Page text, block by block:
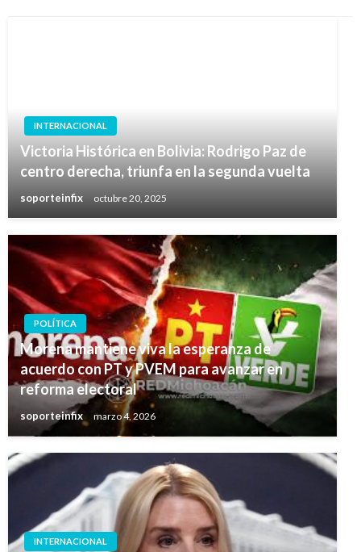
INTERNACIONAL
Victoria Histórica en Bolivia: Rodrigo Paz de
centro derecha, triunfa en la segunda vuelta
soporteinfix octubre 20, 2025
POLÍTICA
Morena mantiene viva la esperanza de
acuerdo con PT y PVEM para avanzar en
reforma electoral
soporteinfix marzo 4, 2026
INTERNACIONAL